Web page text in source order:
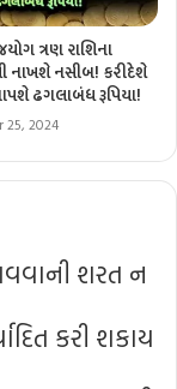
ત્રણ રાશિના
નાખશે નસીબ! કરીદેશે
ઢગલાબંધ રૂપિયા!
25, 2024
શરત ન
કરી શકાય